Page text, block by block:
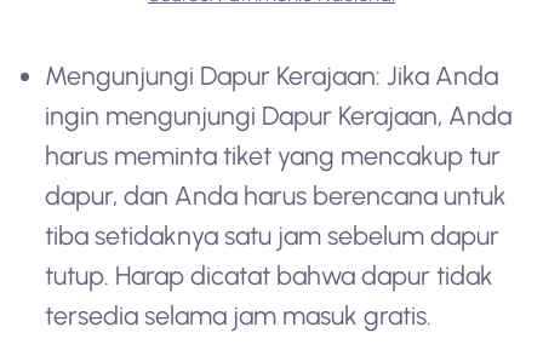
Mengunjungi Dapur Kerajaan: Jika Anda
ingin mengunjungi Dapur Kerajaan, Anda
harus meminta tiket yang mencakup tur
dapur, dan Anda harus berencana untuk
tiba setidaknya satu jam sebelum dapur
tutup. Harap dicatat bahwa dapur tidak
tersedia selama jam masuk gratis.